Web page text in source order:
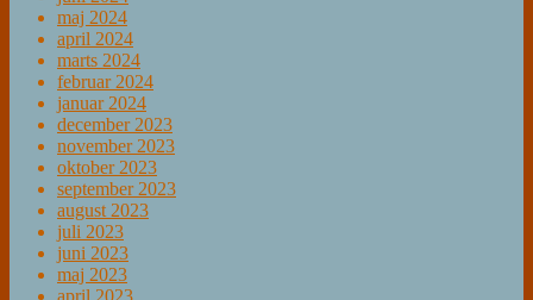
maj 2024
april 2024
marts 2024
februar 2024
januar 2024
december 2023
november 2023
oktober 2023
september 2023
august 2023
juli 2023
juni 2023
maj 2023
april 2023